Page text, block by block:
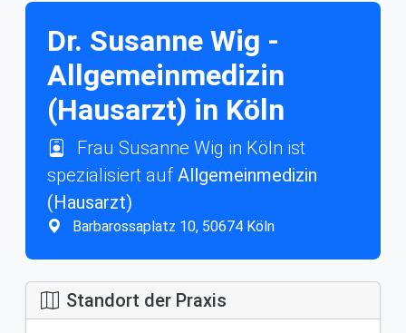
Dr. Susanne Wig -
Allgemeinmedizin
(Hausarzt) in Köln
Frau Susanne Wig in Köln ist
spezialisiert aufAllgemeinmedizin
(Hausarzt)
Barbarossaplatz 10, 50674 Köln
Standort der Praxis